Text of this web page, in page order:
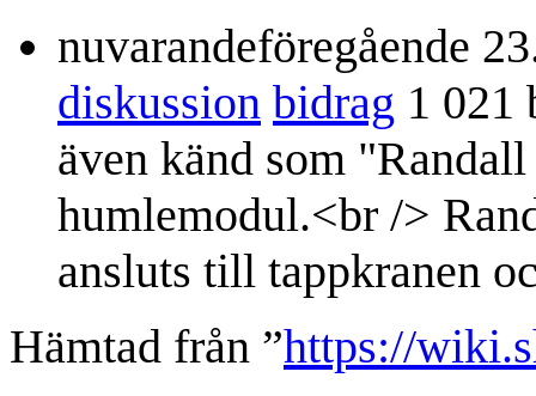
nuvarandeföregående
diskussion bidrag 1 021
även känd som
humlemodul.<br />
ansluts till tappkranen
Hämtad från ”https://